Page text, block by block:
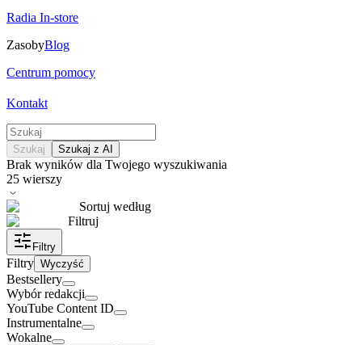
Radia In-store
ZasobyBlog
Centrum pomocy
Kontakt
Szukaj Szukaj z AI
Brak wyników dla Twojego wyszukiwania
25 wierszy
Sortuj według
Filtruj
Filtry
Filtry Wyczyść
Bestsellery
Wybór redakcji
YouTube Content ID
Instrumentalne
Wokalne